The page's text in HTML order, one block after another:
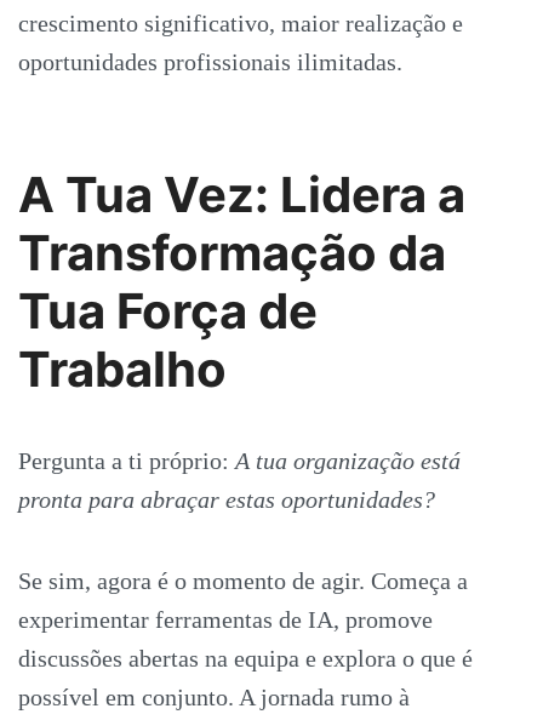
crescimento significativo, maior realização e
oportunidades profissionais ilimitadas.
A Tua Vez: Lidera a
Transformação da
Tua Força de
Trabalho
Pergunta a ti próprio: A tua organização está
pronta para abraçar estas oportunidades?
Se sim, agora é o momento de agir. Começa a
experimentar ferramentas de IA, promove
discussões abertas na equipa e explora o que é
possível em conjunto. A jornada rumo à